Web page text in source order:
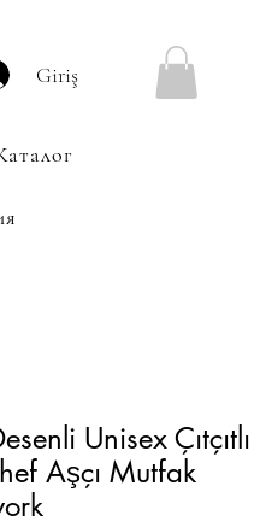
Giriş
Unisex Çıtçıtlı
Aşçı Mutfak